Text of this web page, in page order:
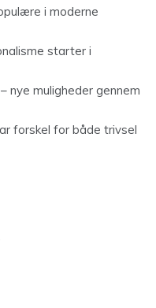
i moderne
starter i
nye muligheder gennem
forskel for både trivsel